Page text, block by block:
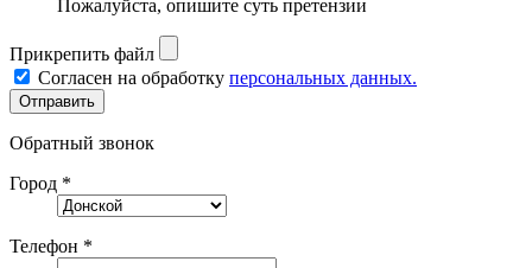
Пожалуйста, опишите суть претензии
Прикрепить файл
Согласен на обработку персональных данных.
Обратный звонок
Город *
Телефон *